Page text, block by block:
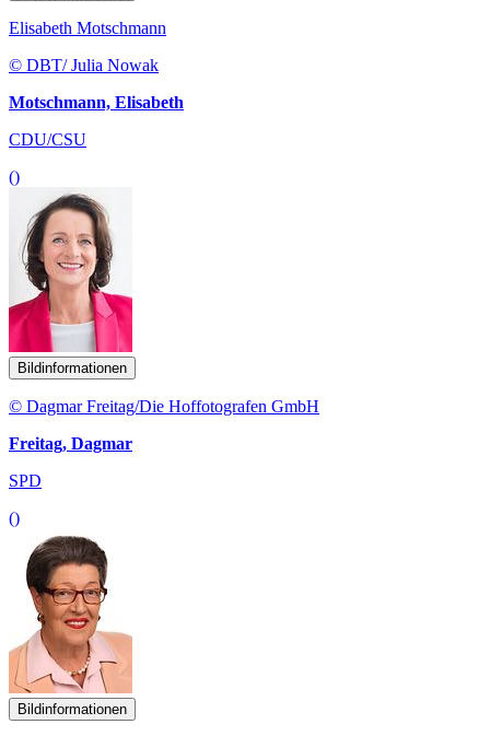
Elisabeth Motschmann
© DBT/ Julia Nowak
Motschmann, Elisabeth
CDU/CSU
()
Bildinformationen
© Dagmar Freitag/Die Hoffotografen GmbH
Freitag, Dagmar
SPD
()
Bildinformationen